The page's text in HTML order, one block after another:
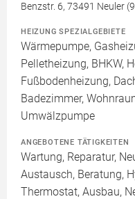
Benzstr. 6, 73491 Neuler
HEIZUNG SPEZIALGEBIETE
Wärmepumpe,
Pelletheizung, BHKW,
Fußbodenheizung,
Badezimmer,
Umwälzpumpe
ANGEBOTENE TÄTIGKEITEN
Wartung, Reparatur,
Austausch, Beratung,
Thermostat, Ausbau,